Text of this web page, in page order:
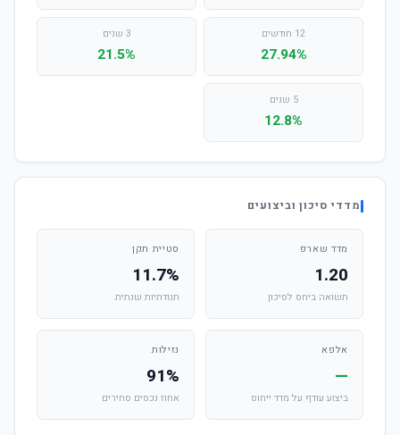
12 חודשים
27.94%
3 שנים
21.5%
5 שנים
12.8%
מדדי סיכון וביצועים
מדד שארפ
1.20
תשואה ביחס לסיכון
סטיית תקן
11.7%
תנודתיות שנתית
אלפא
—
ביצוע עודף על מדד ייחוס
נזילות
91%
אחוז נכסים סחירים